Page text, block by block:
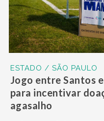
ESTADO / SÃO PAULO
Jogo entre Santos
para incentivar
agasalho